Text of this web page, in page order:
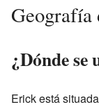
¿Dónde
Erick está